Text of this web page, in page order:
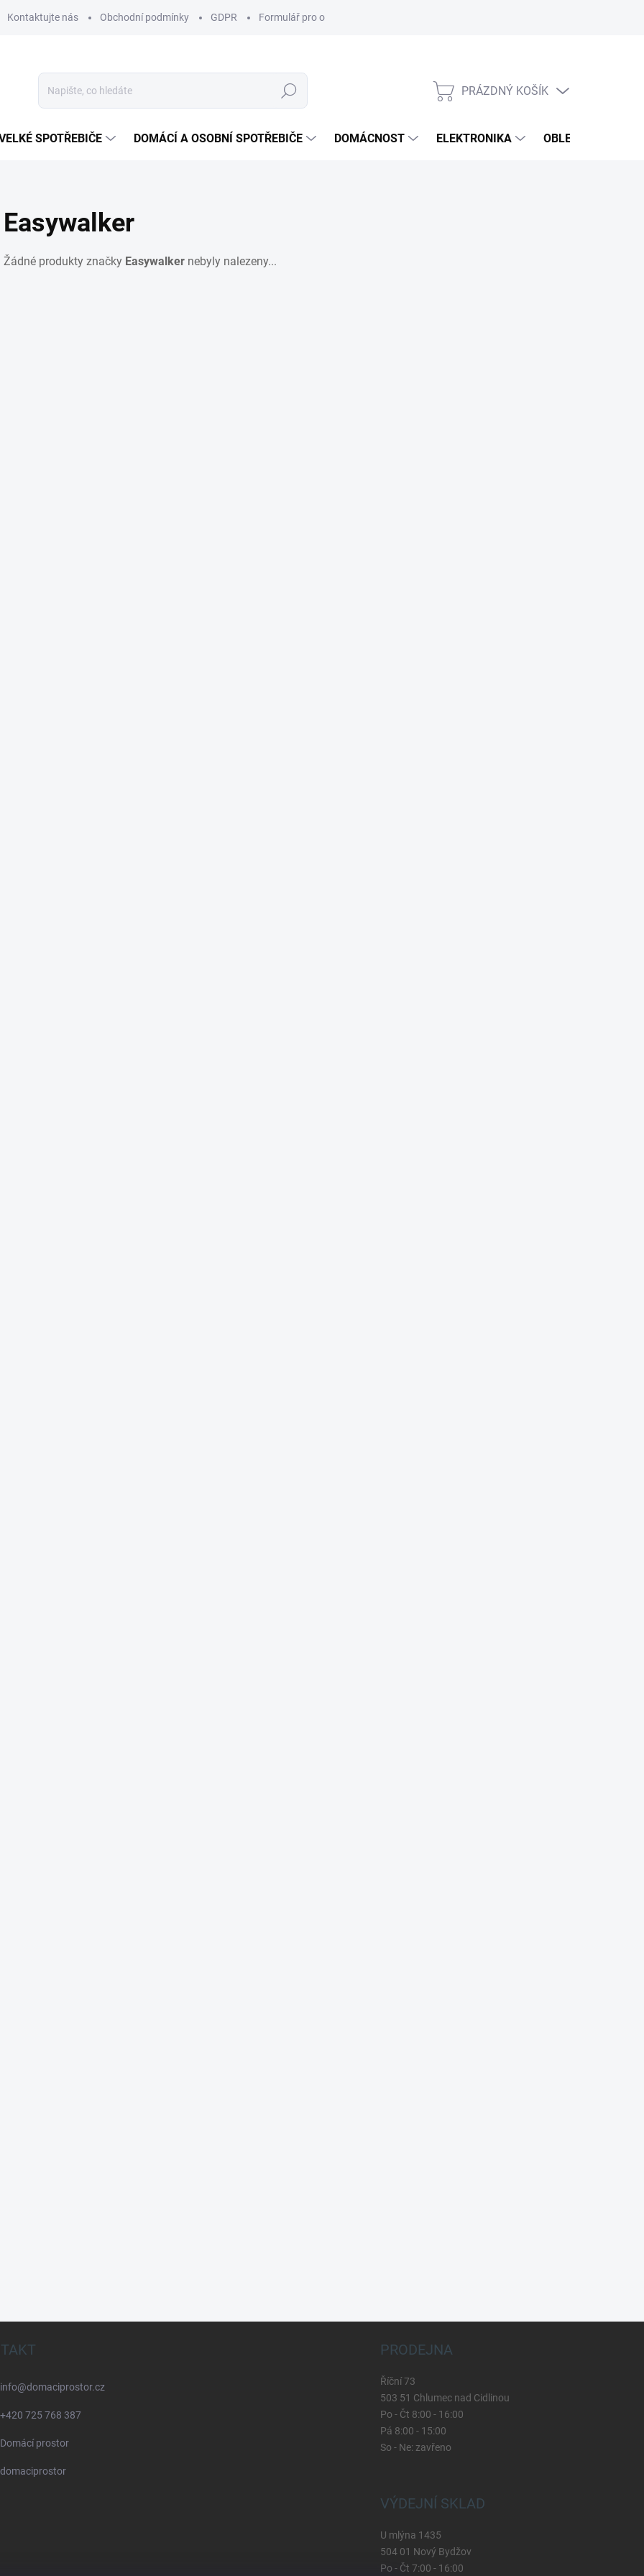
Kontaktujte nás Obchodní podmínky GDPR Formulář pro odstoupení od smlouvy
Hledat
NÁKUPNÍ
PRÁZDNÝ KOŠÍK
SPOTŘEBIČE DOMÁCÍ A OSOBNÍ SPOTŘEBIČE DOMÁCNOST ELEKTRONIKA OBLEČENÍ, OBUV
Easywalker
Žádné produkty značky Easywalker nebyly nalezeny...
info@domaciprostor.cz
+420 725 768 387
Domácí prostor
domaciprostor
PRODEJNA
Říční 73
503 51 Chlumec nad Cidlinou
Po - Čt 8:00 - 16:00
Pá 8:00 - 15:00
So - Ne: zavřeno
VÝDEJNÍ SKLAD
U mlýna 1435
504 01 Nový Bydžov
Po - Čt 7:00 - 16:00